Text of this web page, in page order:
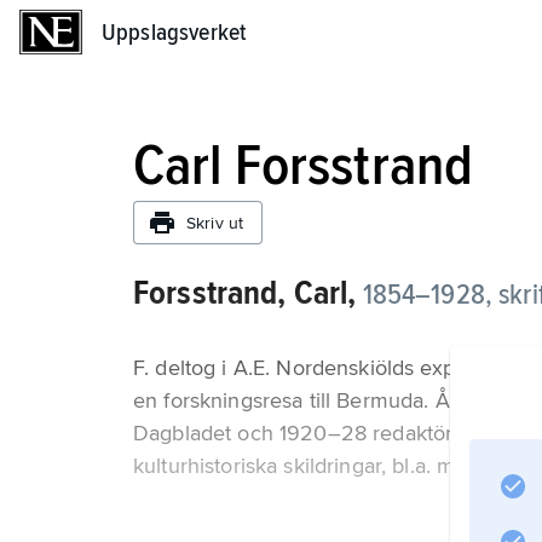
Uppslagsverket
Carl Forsstrand
Skriv ut
Forsstrand, Carl, 1854–1928,
F. deltog i A.E. Nordenskiölds expedition
en forskningsresa till Bermuda. Åren
Dagbladet och 1920–28 redaktör för
kulturhistoriska skildringar, bl.a. med